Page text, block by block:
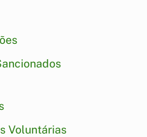
Voluntárias